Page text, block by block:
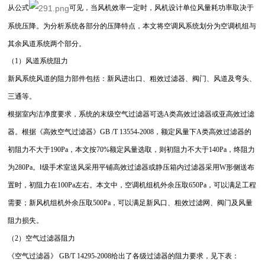
从公式 可见，当风机效率一定时，风机设计单位风量耗功率取决于
系统压降。为分析系统各部分的压降特点，本文将空调风系统划分为空调机组与
其余风道系统两个部分。
（1）风道系统阻力
新风系统风道的阻力部件包括：新风进出口、粗效过滤器、阀门、风道及弯头、
三通等。
根据室内洁净度要求，系统的末级空气过滤器可选A类高效过滤器或亚高效过滤
器。根据《高效空气过滤器》GB /T 13554-2008，额定风量下A类高效过滤器的
初阻力不大于190Pa，本文按70%额定风量选取，则初阻力不大于140Pa，终阻力
为280Pa。Ⅰ级手术室送风采用平铺高效过滤器或静压箱内过滤器采用W形侧送布
置时，初阻力在100Pa左右。本文中，空调机组机外余压取650Pa，可以满足工程
需要；新风机组机外余压取500Pa，可以满足新风口、粗效过滤网、阀门及风量
阻力损失。
（2）空气过滤器阻力
《空气过滤器》 GB/T 14295-2008给出了各级过滤器的阻力要求，见下表：